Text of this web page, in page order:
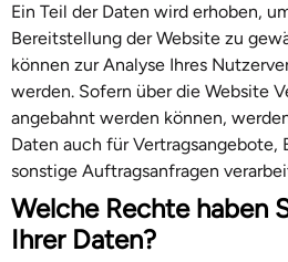
Ein Teil der Daten wird erhoben,
Bereitstellung der Website zu
können zur Analyse Ihres
werden. Sofern über die Website
angebahnt werden können,
Daten auch für Vertragsangebote,
sonstige Auftragsanfragen
Welche Rechte haben
Ihrer Daten?